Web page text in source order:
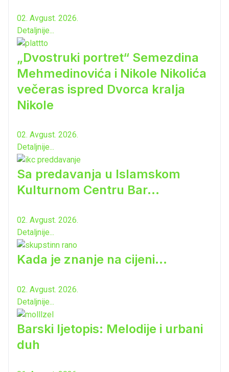
02. Avgust. 2026.
Detaljnije...
„Dvostruki portret“ Semezdina
Mehmedinovića i Nikole Nikolića
večeras ispred Dvorca kralja
Nikole
02. Avgust. 2026.
Detaljnije...
Sa predavanja u Islamskom
Kulturnom Centru Bar...
02. Avgust. 2026.
Detaljnije...
Kada je znanje na cijeni...
02. Avgust. 2026.
Detaljnije...
Barski ljetopis: Melodije i urbani
duh